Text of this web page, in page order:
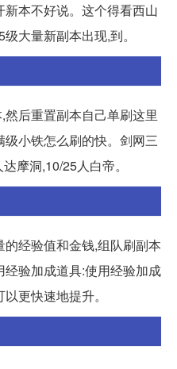
本不好说。这个得看西山
大量新副本出现,到。
后重置副本自己单刷这里
小铁怎么刷的快。剑网三
摩洞,10/25人白帝。
经验值和金钱,组队刷副本
验加成道具:使用经验加成
更快速地提升。